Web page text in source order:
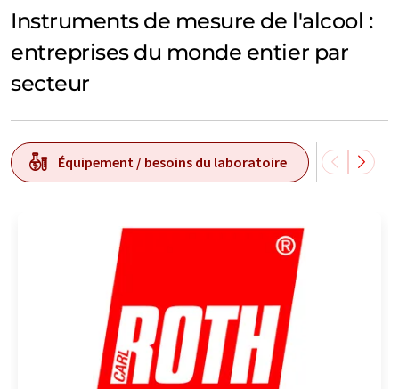
Instruments de mesure de l'alcool :
entreprises du monde entier par
secteur
Équipement / besoins du laboratoire